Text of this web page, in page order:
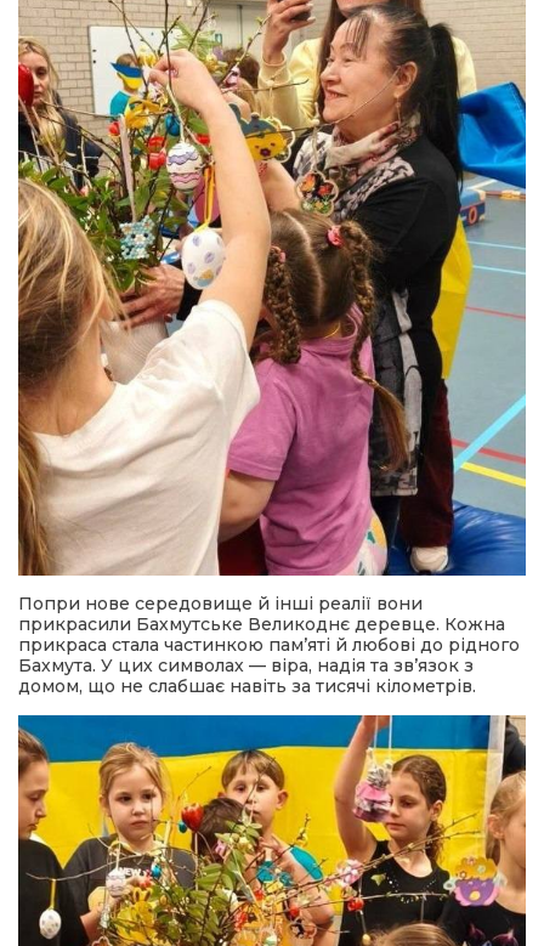
Попри нове середовище й інші реалії вони
прикрасили Бахмутське Великоднє деревце. Кожна
прикраса стала частинкою пам’яті й любові до рідного
Бахмута. У цих символах — віра, надія та зв’язок з
домом, що не слабшає навіть за тисячі кілометрів.